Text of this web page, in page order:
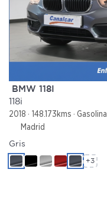
BMW 118I
118i
2018 148.173kms Gasolina
Madrid
Gris
+3